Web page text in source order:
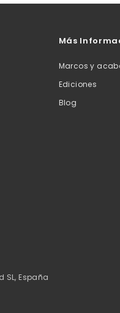
Más
Marcos y
Ediciones
Blog
SL, España